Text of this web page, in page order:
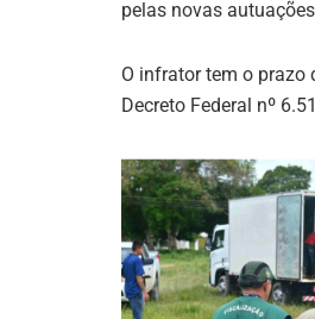
pelas novas
O infrator tem o prazo
Decreto Federal nº